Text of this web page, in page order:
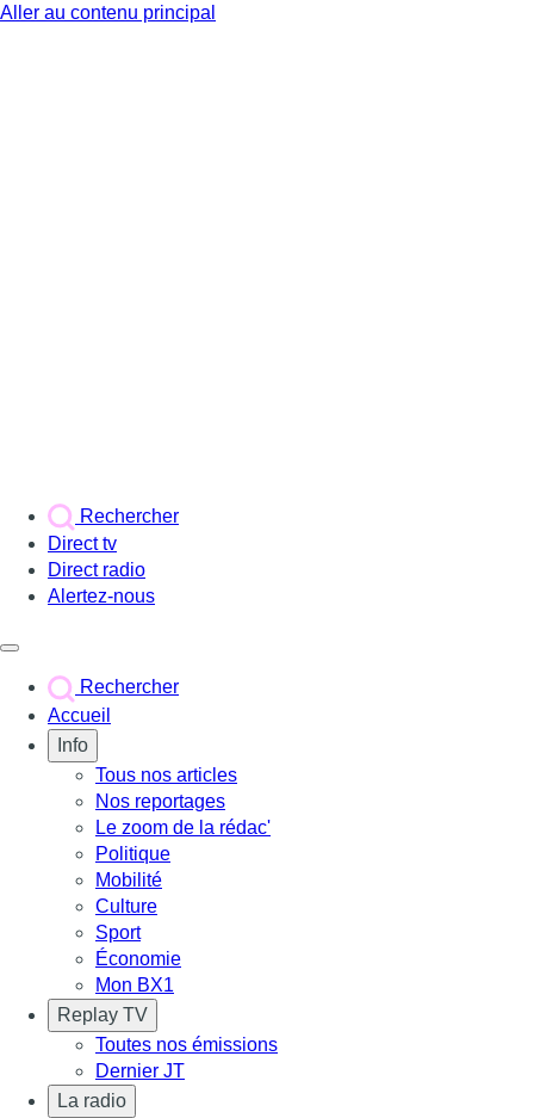
Aller au contenu principal
Rechercher
Direct tv
Direct radio
Alertez-nous
Rechercher
Accueil
Info
Tous nos articles
Nos reportages
Le zoom de la rédac'
Politique
Mobilité
Culture
Sport
Économie
Mon BX1
Replay TV
Toutes nos émissions
Dernier JT
La radio